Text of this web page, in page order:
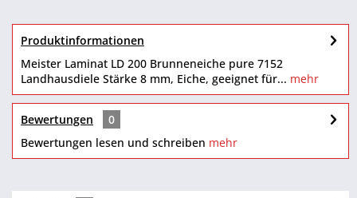
Produktinformationen
Meister Laminat LD 200 Brunneneiche pure 7152
Landhausdiele Stärke 8 mm, Eiche, geeignet für... mehr
Bewertungen
0
Bewertungen lesen und schreiben mehr